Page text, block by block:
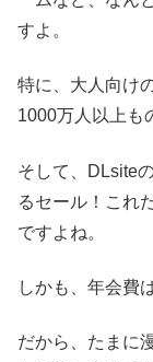
すよ。
特に、大人向け
1000万人以上も
そして、DLsite
るセール！これ
ですよね。
しかも、年会費
だから、たまに